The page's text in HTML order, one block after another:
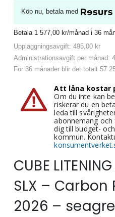
var:
60
000kr.
är:
Köp nu, betala med
Betala 1 577,00 kr/månad i 36
Uppläggningsavgift: 495,00 kr
Administrationsavgift per månad:
För 36 månader blir det totalt 57
Att låna kostar
Om du inte kan
riskerar du en
leda till
abonnemang och
dig till budget-
kommun.
CUBE
SLX –
2026 –